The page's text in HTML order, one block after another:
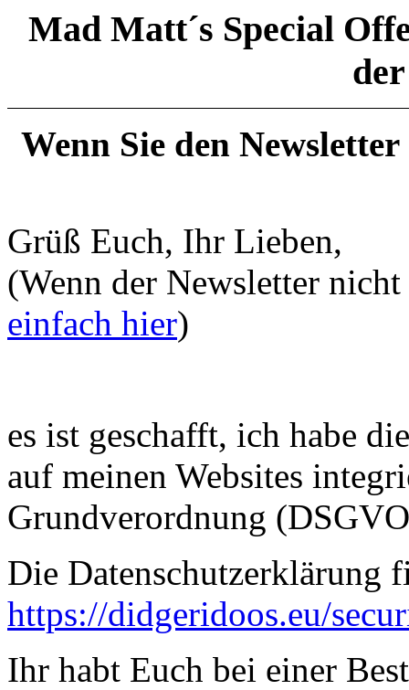
Mad Matt´s Special
Wenn Sie den
Grüß
(Wenn der Newsletter
einfach hier)
es ist geschafft, ich habe
auf meinen Websites
Grundverordnung
Die Datenschutzerklärung
https://didgeridoos.eu/
Ihr habt Euch bei einer